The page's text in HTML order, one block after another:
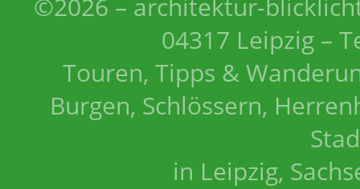
©2026 – architektur-
04317 Leipzig –
Touren, Tipps &
Burgen, Schlössern,
in Leipzig,